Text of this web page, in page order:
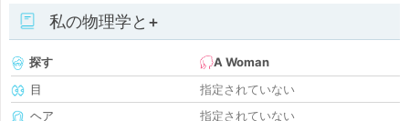
私の物理学と+
探す
A Woman
目
指定されていない
ヘア
指定されていない